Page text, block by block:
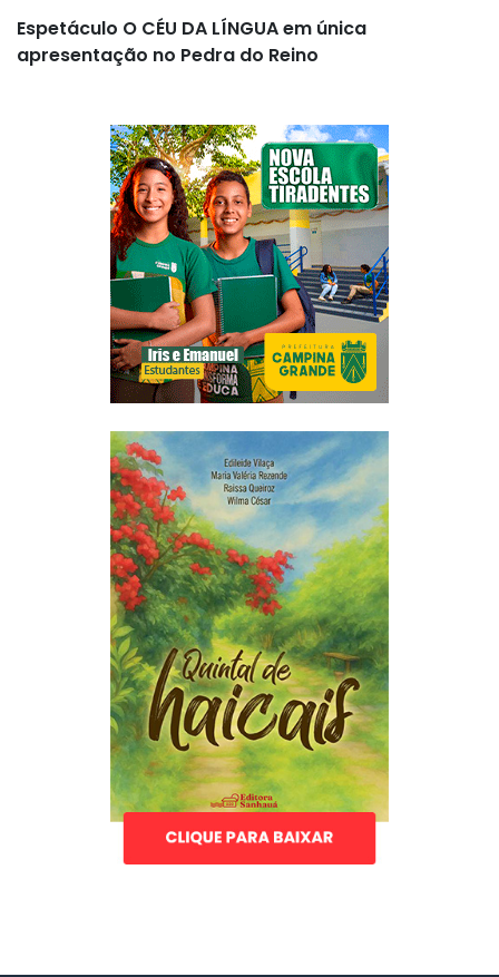
Espetáculo O CÉU DA LÍNGUA em única
apresentação no Pedra do Reino